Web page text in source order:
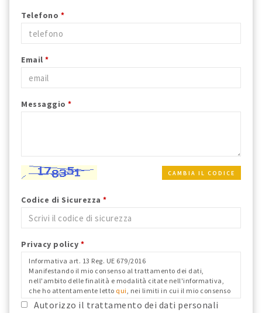
Telefono *
Email *
Messaggio *
CAMBIA IL CODICE
Codice di Sicurezza *
Privacy policy *
Informativa art. 13 Reg. UE 679/2016
Manifestando il mio consenso al trattamento dei dati,
nell'ambito delle finalità e modalità citate nell'informativa,
che ho attentamente letto qui, nei limiti in cui il mio consenso
fosse richiesto ai fini del Reg. Ue 679/2016 e confermo i dati
anagrafici riportati.
Autorizzo il trattamento dei dati personali